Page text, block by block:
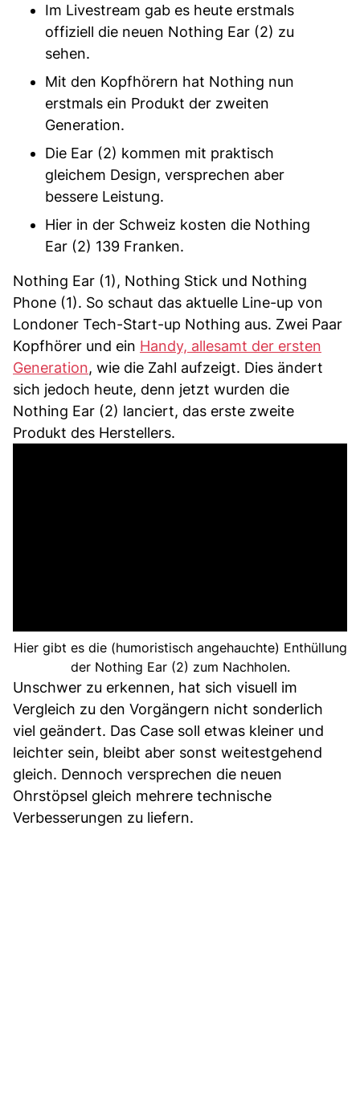
Im Livestream gab es heute erstmals
offiziell die neuen Nothing Ear (2) zu
sehen.
Mit den Kopfhörern hat Nothing nun
erstmals ein Produkt der zweiten
Generation.
Die Ear (2) kommen mit praktisch
gleichem Design, versprechen aber
bessere Leistung.
Hier in der Schweiz kosten die Nothing
Ear (2) 139 Franken.
Nothing Ear (1), Nothing Stick und Nothing
Phone (1). So schaut das aktuelle Line-up von
Londoner Tech-Start-up Nothing aus. Zwei Paar
Kopfhörer und ein Handy, allesamt der ersten
Generation, wie die Zahl aufzeigt. Dies ändert
sich jedoch heute, denn jetzt wurden die
Nothing Ear (2) lanciert, das erste zweite
Produkt des Herstellers.
Hier gibt es die (humoristisch angehauchte) Enthüllung
der Nothing Ear (2) zum Nachholen.
Unschwer zu erkennen, hat sich visuell im
Vergleich zu den Vorgängern nicht sonderlich
viel geändert. Das Case soll etwas kleiner und
leichter sein, bleibt aber sonst weitestgehend
gleich. Dennoch versprechen die neuen
Ohrstöpsel gleich mehrere technische
Verbesserungen zu liefern.